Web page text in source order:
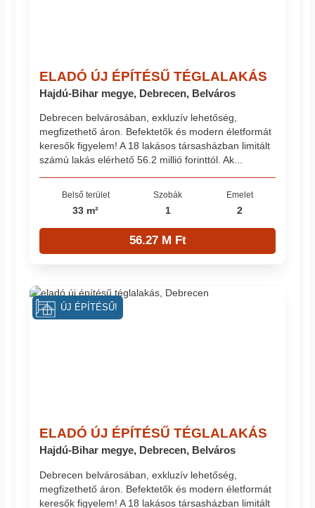
ELADÓ ÚJ ÉPÍTÉSŰ TÉGLALAKÁS
Hajdú-Bihar megye, Debrecen, Belváros
Debrecen belvárosában, exkluzív lehetőség,
megfizethető áron. Befektetők és modern életformát
keresők figyelem! A 18 lakásos társasházban limitált
számú lakás elérhető 56.2 millió forinttól. Ak...
Belső terület
33 m²
Szobák
1
Emelet
2
56.27 M Ft
ELADÓ ÚJ ÉPÍTÉSŰ TÉGLALAKÁS
Hajdú-Bihar megye, Debrecen, Belváros
Debrecen belvárosában, exkluzív lehetőség,
megfizethető áron. Befektetők és modern életformát
keresők figyelem! A 18 lakásos társasházban limitált
ÚJ ÉPÍTÉSŰ!